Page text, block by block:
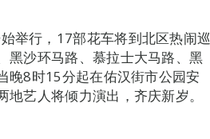
举行，17部花车将到北区热闹巡
黑沙环马路、慕拉士大马路、黑
晚8时15分起在佑汉街市公园安
艺人将倾力演出，齐庆新岁。